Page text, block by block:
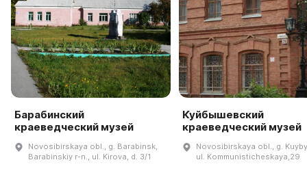
Барабинский
краеведческий музей
Novosibirskaya obl., g. Barabinsk,
Barabinskiy r-n., ul. Kirova, d. 3/1
Куйбышевский
краеведческий музей
Novosibirskaya obl., g.
ul. Kommunisticheskaya,29